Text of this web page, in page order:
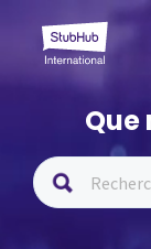
Que